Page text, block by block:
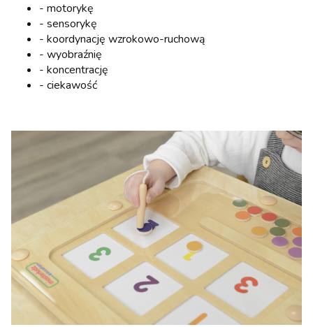
- motorykę
- sensorykę
- koordynację wzrokowo-ruchową
- wyobraźnię
- koncentrację
- ciekawość